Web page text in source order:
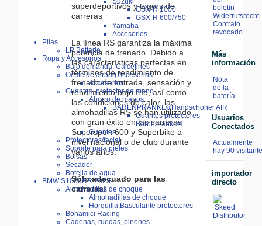
GSX-R 1000
GSX-R 600/750
Yamaha
Accesorios
Pilas
LP Batterie
Ropa y Accesorios
Bajo demanda, Calcetines
Oeste de airbag Accesorios
Accesorios
Guantes, protector de mano
Ahorro de manos
BÄRENPRANKE®Handschoner AIR
Guantes protectores
Bärenpranke®
Guantes
Protectores/facial
Soporte para pieles
Bolsas
Secador
Botella de agua
BMW S1000RR 2023-
Almohadillas de choque
Almohadillas de choque
Horquilla,Basculante protectores
Bonamici Racing
Cadenas, ruedas, pinones
superdeportivos y togors de
carreras
La línea RS garantiza la máxima
potencia de frenado. Debido a
las características perfectas en
términos de rendimiento de
frenado de entrada, sensación y
rendimiento bajo frío, así como
las condiciones de calor, las
almohadillas RS se han utilizado
con gran éxito en las carreras
Supersport 600 y Superbike a
nivel nacional o de club durante
varios años.
Sólo adecuado para las
carreras!
boletín
Widerrufsrecht
Contrato
revocado
Más
información
Nota
de la
batería
Usuarios
Conectados
Actualmente
hay 90
importador
directo